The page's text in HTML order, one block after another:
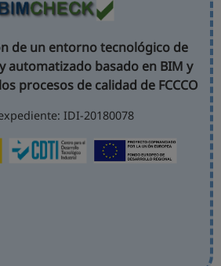
de un entorno tecnológico de
automatizado basado en BIM y
procesos de calidad de FCCCO
IDI-20180078